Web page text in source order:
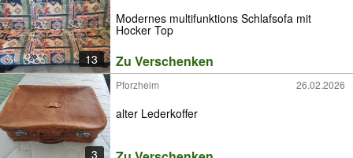
13
Modernes multifunktions Schlafsofa mit
Hocker Top
Zu Verschenken
3
Pforzheim 26.02.2026
alter Lederkoffer